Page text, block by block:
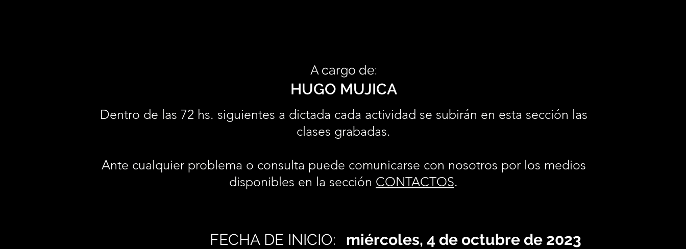
A cargo de:
HUGO MUJICA
Dentro de las 72 hs. siguientes a dictada cada actividad se subirán en esta sección las
clases grabadas.
Ante cualquier problema o consulta puede comunicarse con nosotros por los medios
disponibles en la sección CONTACTOS.
FECHA DE INICIO: miércoles, 4 de octubre de 2023